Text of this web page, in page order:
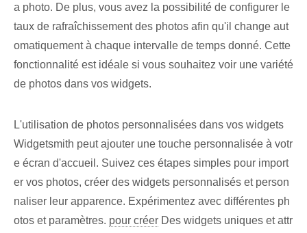
a photo. De plus, vous avez la possibilité de configurer le
taux de rafraîchissement des photos afin qu'il change aut
omatiquement à chaque intervalle de temps donné. Cette
fonctionnalité est ⁢idéale si‍ vous souhaitez voir une variété
de photos dans vos widgets.
L'utilisation de photos personnalisées dans vos widgets
Widgetsmith peut ajouter une touche personnalisée à votr
e écran d'accueil. Suivez ces étapes simples pour import
er vos photos, créer des widgets personnalisés et person
naliser leur apparence. Expérimentez avec différentes ph
otos et paramètres. pour créer Des widgets uniques et attr